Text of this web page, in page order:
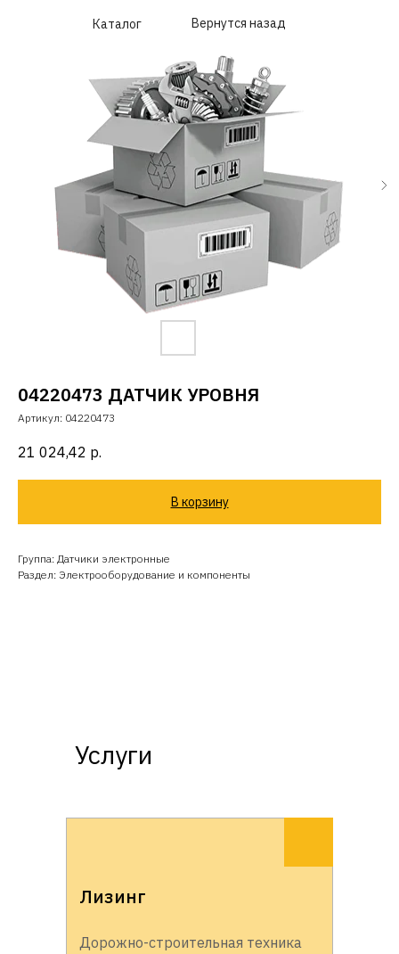
Каталог Вернутся назад
04220473 ДАТЧИК УРОВНЯ
Артикул: 04220473
21 024,42 р.
В корзину
Группа: Датчики электронные
Раздел: Электрооборудование и компоненты
Услуги
Лизинг
Дорожно-строительная техника